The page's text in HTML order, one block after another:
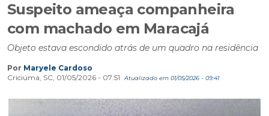
Suspeito ameaça companheira
com machado em Maracajá
Objeto estava escondido atrás de um quadro na residência
Por Maryele Cardoso
Criciúma, SC, 01/05/2026 - 07:51
Atualizado em 01/05/2026 - 09:41